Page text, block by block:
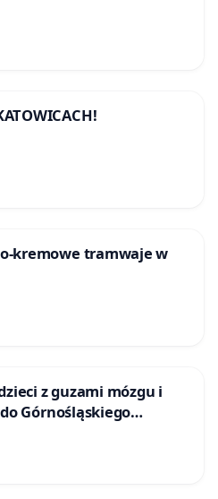
kremowe tramwaje w
z guzami mózgu i
Górnośląskiego
w Katowicach